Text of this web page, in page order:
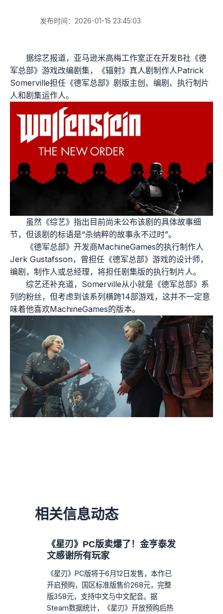
发布时间：2026-01-15 23:45:03
据综艺报道，亚马逊米高梅工作室正在开发B社《德
军总部》游戏改编剧集，《辐射》真人剧制作人Patrick
Somerville担任《德军总部》剧版主创、编剧、执行制片
人和剧集运作人。
虽然《综艺》指出目前尚未公布该剧的具体故事细
节，但该剧的标语是“杀纳粹的故事永不过时”。
《德军总部》开发商MachineGames的执行制作人
Jerk Gustafsson，曾担任《德军总部》游戏的设计师，
编剧，制作人或总经理，将担任剧集版的执行制片人。
综艺还补充道，Somerville从小就是《德军总部》系
列的粉丝，但考虑到该系列横跨14部游戏，这并不一定意
味着他喜欢MachineGames的版本。
相关信息动态
《星刃》PC版卖爆了！金亨泰发
文感谢所有玩家
《星刃》PC版将于6月12日发售，本作已
开启预购，国区标准版售价268元，完整
版358元，支持中文与中文配音。据
Steam数据统计，《星刃》开放预购后热